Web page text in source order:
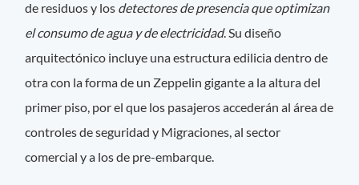
de residuos y los detectores de presencia que optimizan
el consumo de agua y de electricidad. Su diseño
arquitectónico incluye una estructura edilicia dentro de
otra con la forma de un Zeppelin gigante a la altura del
primer piso, por el que los pasajeros accederán al área de
controles de seguridad y Migraciones, al sector
comercial y a los de pre-embarque.